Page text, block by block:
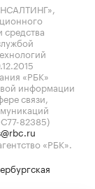
средства
«РБК»
информации
связи,
82385)
«РБК».